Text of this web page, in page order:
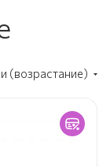
(возрастание)